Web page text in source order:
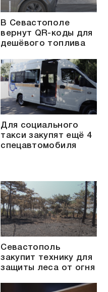
В Севастополе
вернут QR-коды для
дешёвого топлива
Для социального
такси закупят ещё 4
спецавтомобиля
Севастополь
закупит технику для
защиты леса от огня